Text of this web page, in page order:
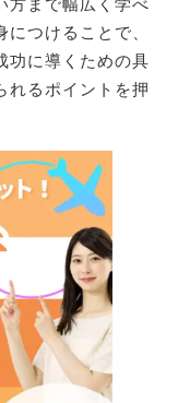
方まで幅広く学べ
つけることで、
功に導くための具
れるポイントを押